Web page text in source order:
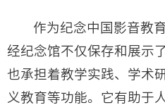
作为纪念中国影音教
经纪念馆不仅保存和展示
也承担着教学实践、学术
义教育等功能。它有助于